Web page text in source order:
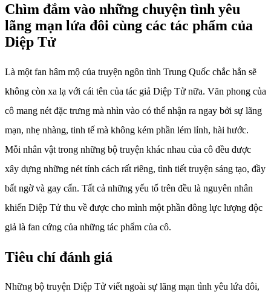
Chìm đắm vào những chuyện tình yêu
lãng mạn lứa đôi cùng các tác phẩm của
Diệp Tử
Là một fan hâm mộ của truyện ngôn tình Trung Quốc chắc hẳn sẽ
không còn xa lạ với cái tên của tác giả Diệp Tử nữa. Văn phong của
cô mang nét đặc trưng mà nhìn vào có thể nhận ra ngay bởi sự lãng
mạn, nhẹ nhàng, tinh tế mà không kém phần lém lỉnh, hài hước.
Mỗi nhân vật trong những bộ truyện khác nhau của cô đều được
xây dựng những nét tính cách rất riêng, tình tiết truyện sáng tạo, đầy
bất ngờ và gay cấn. Tất cả những yếu tố trên đều là nguyên nhân
khiến Diệp Tử thu về được cho mình một phần đông lực lượng độc
giả là fan cứng của những tác phẩm của cô.
Tiêu chí đánh giá
Những bộ truyện Diệp Tử viết ngoài sự lãng mạn tình yêu lứa đôi,